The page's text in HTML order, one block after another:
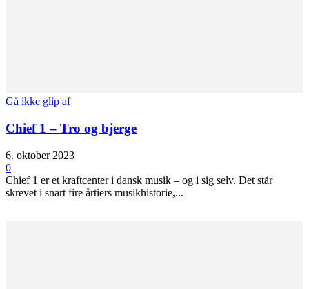
Gå ikke glip af
Chief 1 – Tro og bjerge
6. oktober 2023
0
Chief 1 er et kraftcenter i dansk musik – og i sig selv. Det står
skrevet i snart fire årtiers musikhistorie,...